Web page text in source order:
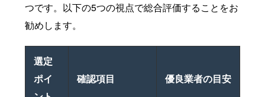
つです。以下の5つの視点で総合評価することをお
勧めします。
選定
ポイ
確認項目 優良業者の目安